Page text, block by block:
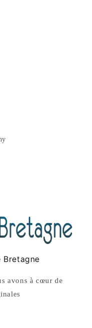
Bretagne
avons à cœur de